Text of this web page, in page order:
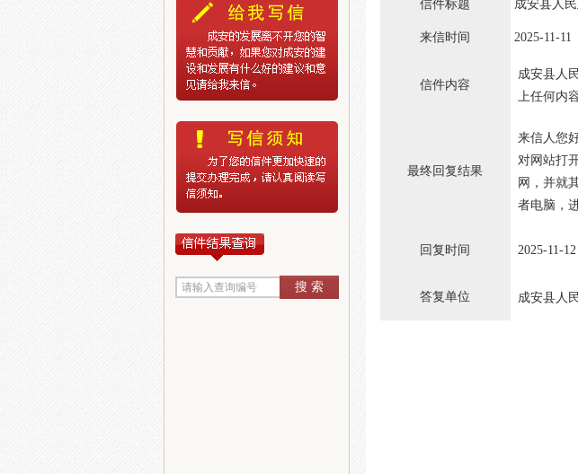
信件标题 成安县人
来信时间 2025-11-11
信件内容
成安县人
上任何内
最终回复结果
来信人您
对网站打
网，并就
者电脑，
回复时间 2025-11-
答复单位 成安县人